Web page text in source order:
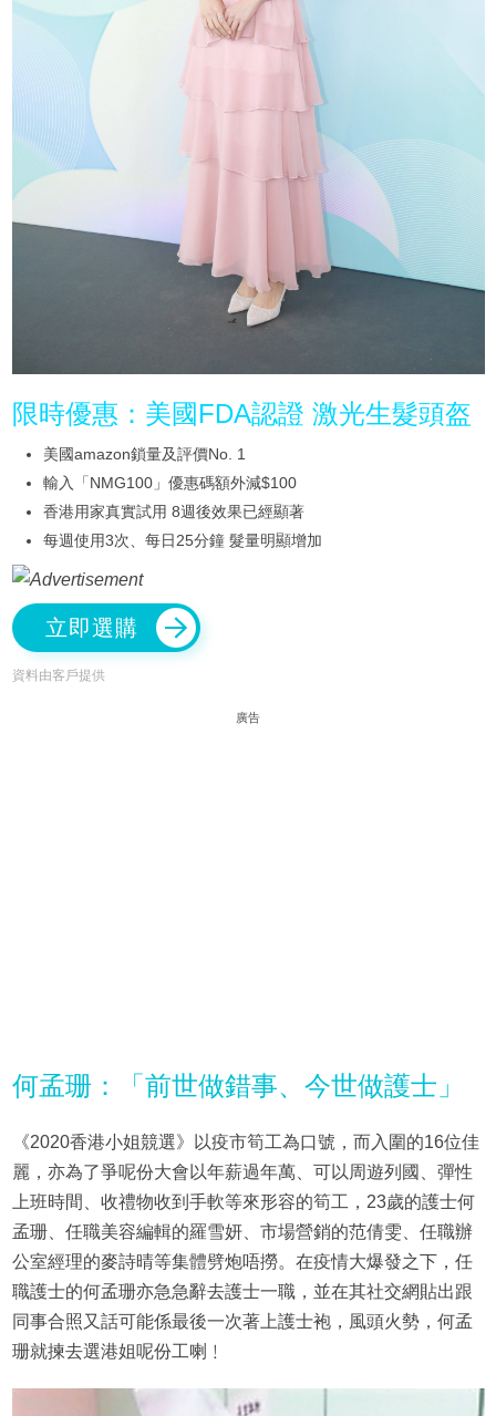
限時優惠：美國FDA認證 激光生髮頭盔
美國amazon鎖量及評價No. 1
輸入「NMG100」優惠碼額外減$100
香港用家真實試用 8週後效果已經顯著
每週使用3次、每日25分鐘 髮量明顯增加
立即選購
資料由客戶提供
廣告
何孟珊：「前世做錯事、今世做護士」
《2020香港小姐競選》以疫市筍工為口號，而入圍的16位佳
麗，亦為了爭呢份大會以年薪過年萬、可以周遊列國、彈性
上班時間、收禮物收到手軟等來形容的筍工，23歲的護士何
孟珊、任職美容編輯的羅雪妍、市場營銷的范倩雯、任職辦
公室經理的麥詩晴等集體劈炮唔撈。在疫情大爆發之下，任
職護士的何孟珊亦急急辭去護士一職，並在其社交網貼出跟
同事合照又話可能係最後一次著上護士袍，風頭火勢，何孟
珊就揀去選港姐呢份工喇﹗